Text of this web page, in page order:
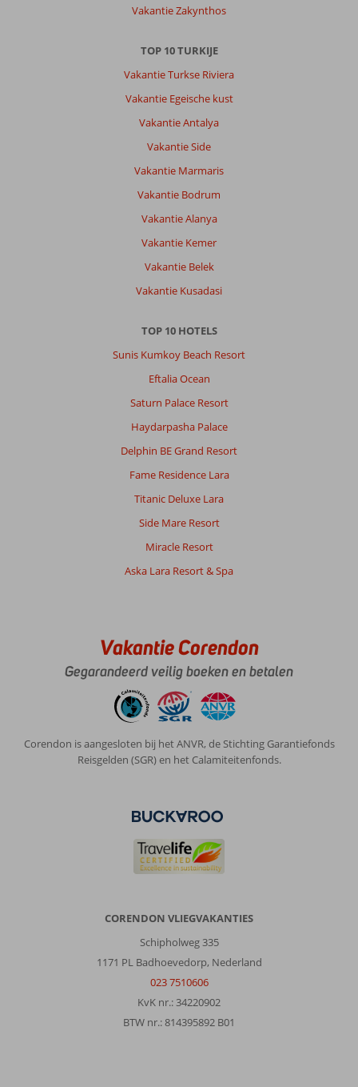
Vakantie Zakynthos
TOP 10 TURKIJE
Vakantie Turkse Riviera
Vakantie Egeische kust
Vakantie Antalya
Vakantie Side
Vakantie Marmaris
Vakantie Bodrum
Vakantie Alanya
Vakantie Kemer
Vakantie Belek
Vakantie Kusadasi
TOP 10 HOTELS
Sunis Kumkoy Beach Resort
Eftalia Ocean
Saturn Palace Resort
Haydarpasha Palace
Delphin BE Grand Resort
Fame Residence Lara
Titanic Deluxe Lara
Side Mare Resort
Miracle Resort
Aska Lara Resort & Spa
Vakantie Corendon
Gegarandeerd veilig boeken en betalen
Corendon is aangesloten bij het ANVR, de Stichting Garantiefonds
Reisgelden (SGR) en het Calamiteitenfonds.
CORENDON VLIEGVAKANTIES
Schipholweg 335
1171 PL Badhoevedorp, Nederland
023 7510606
KvK nr.: 34220902
BTW nr.: 814395892 B01